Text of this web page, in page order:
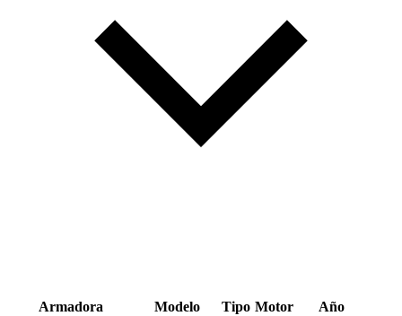
Armadora Modelo Tipo Motor
Año